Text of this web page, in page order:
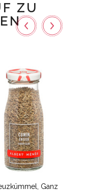
ZU
Ganz